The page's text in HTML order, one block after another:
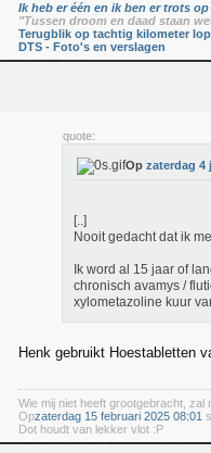
Ik heb er één en ik ben er trots op
"Tussen droom en daad staan
Terugblik op tachtig kilometer
DTS - Foto's en verslagen
quote:
Op zaterdag 4
[..]
Nooit gedacht dat ik
Ik word al 15 jaar of
chronisch avamys /
xylometazoline kuur
Henk gebruikt Hoestabletten
Wie mij niet heeft grootgebracht, zal
Opzaterdag 15 februari 2025 08:01
Dot houdt van lekker vlot :P